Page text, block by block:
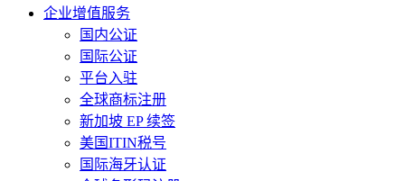
企业增值服务
国内公证
国际公证
平台入驻
全球商标注册
新加坡 EP 续签
美国ITIN税号
国际海牙认证